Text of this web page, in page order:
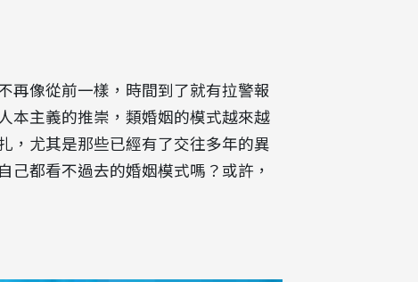
再像從前一樣，時間到了就有拉警報
本主義的推崇，類婚姻的模式越來越
，尤其是那些已經有了交往多年的異
都看不過去的婚姻模式嗎？或許，